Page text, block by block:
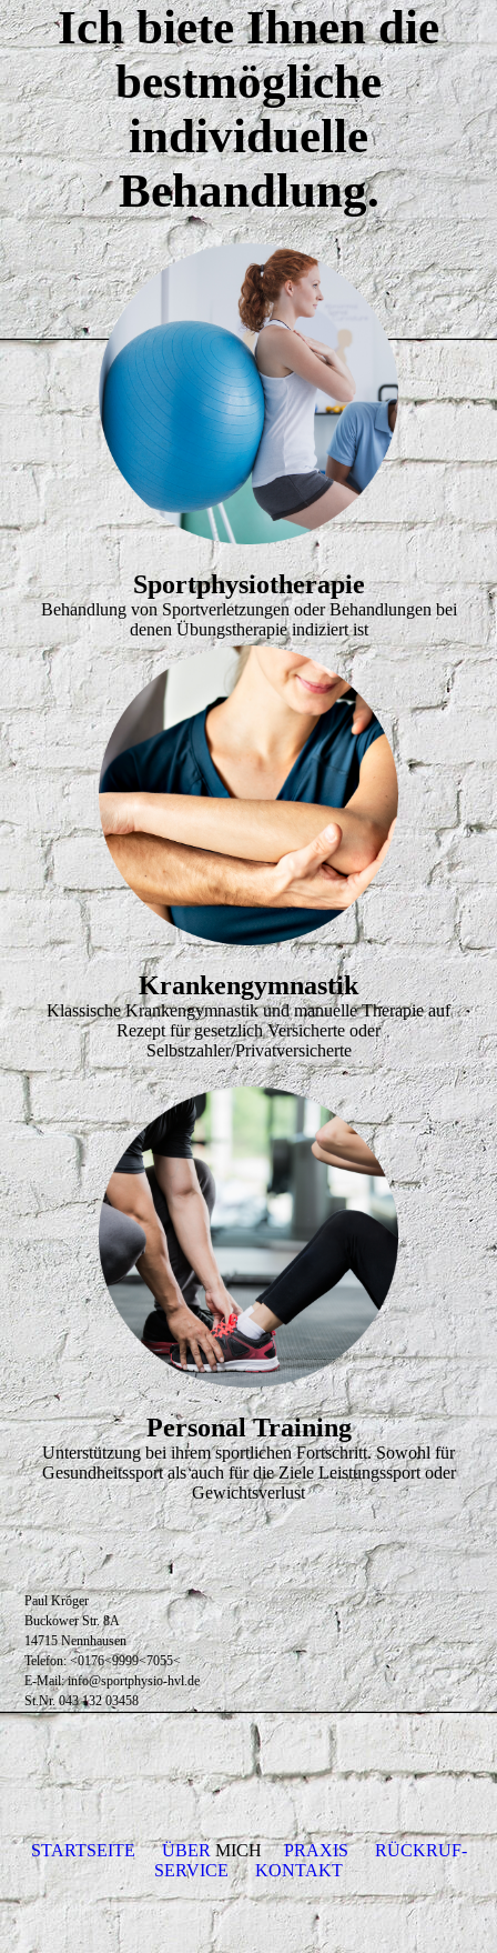
Ich biete Ihnen die
bestmögliche
individuelle
Behandlung.
Sportphysiotherapie
Behandlung von Sportverletzungen oder Behandlungen bei
denen Übungstherapie indiziert ist
Krankengymnastik
Klassische Krankengymnastik und manuelle Therapie auf
Rezept für gesetzlich Versicherte oder
Selbstzahler/Privatversicherte
Personal Training
Unterstützung bei ihrem sportlichen Fortschritt. Sowohl für
Gesundheitssport als auch für die Ziele Leistungssport oder
Gewichtsverlust
Paul Kröger
Buckower Str. 8A
14715 Nennhausen
Telefon: <0176<9999<7055<
E-Mail: info@sportphysio-hvl.de
St.Nr. 043 132 03458
STARTSEITE ÜBERMICHPRAXIS
RÜCKRUF-
SERVICE
KONTAKT